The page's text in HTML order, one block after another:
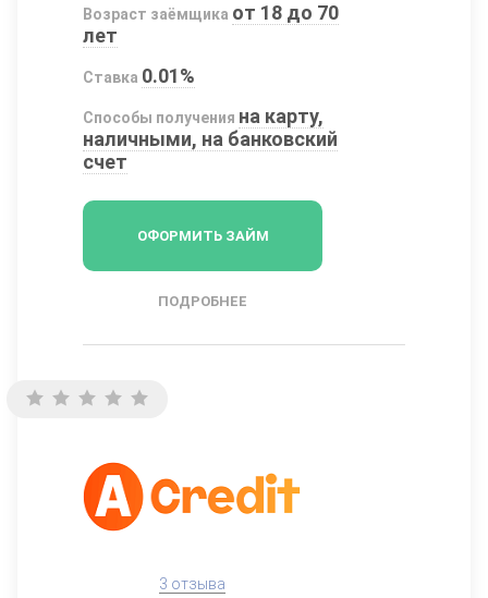
Возраст заёмщика от 18 до 70
лет
Ставка 0.01%
Способы получения на карту,
наличными, на банковский
счет
ОФОРМИТЬ ЗАЙМ
ПОДРОБНЕЕ
3 отзыва